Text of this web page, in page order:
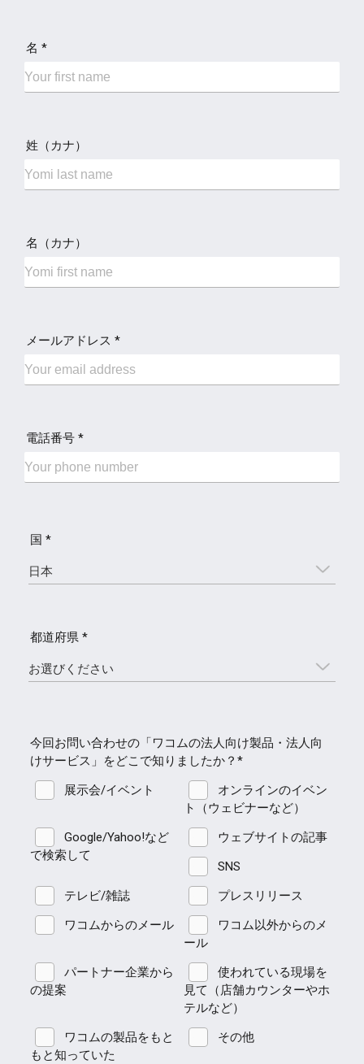
名 *
姓（カナ）
名（カナ）
メールアドレス *
電話番号 *
国 *
都道府県 *
今回お問い合わせの「ワコムの法人向け製品・法人向
けサービス」をどこで知りましたか？*
展示会/イベント
オンラインのイベン
ト（ウェビナーなど）
Google/Yahoo!など
で検索して
ウェブサイトの記事
SNS
テレビ/雑誌
プレスリリース
ワコムからのメール
ワコム以外からのメ
ール
パートナー企業から
の提案
使われている現場を
見て（店舗カウンターやホ
テルなど）
ワコムの製品をもと
もと知っていた
その他